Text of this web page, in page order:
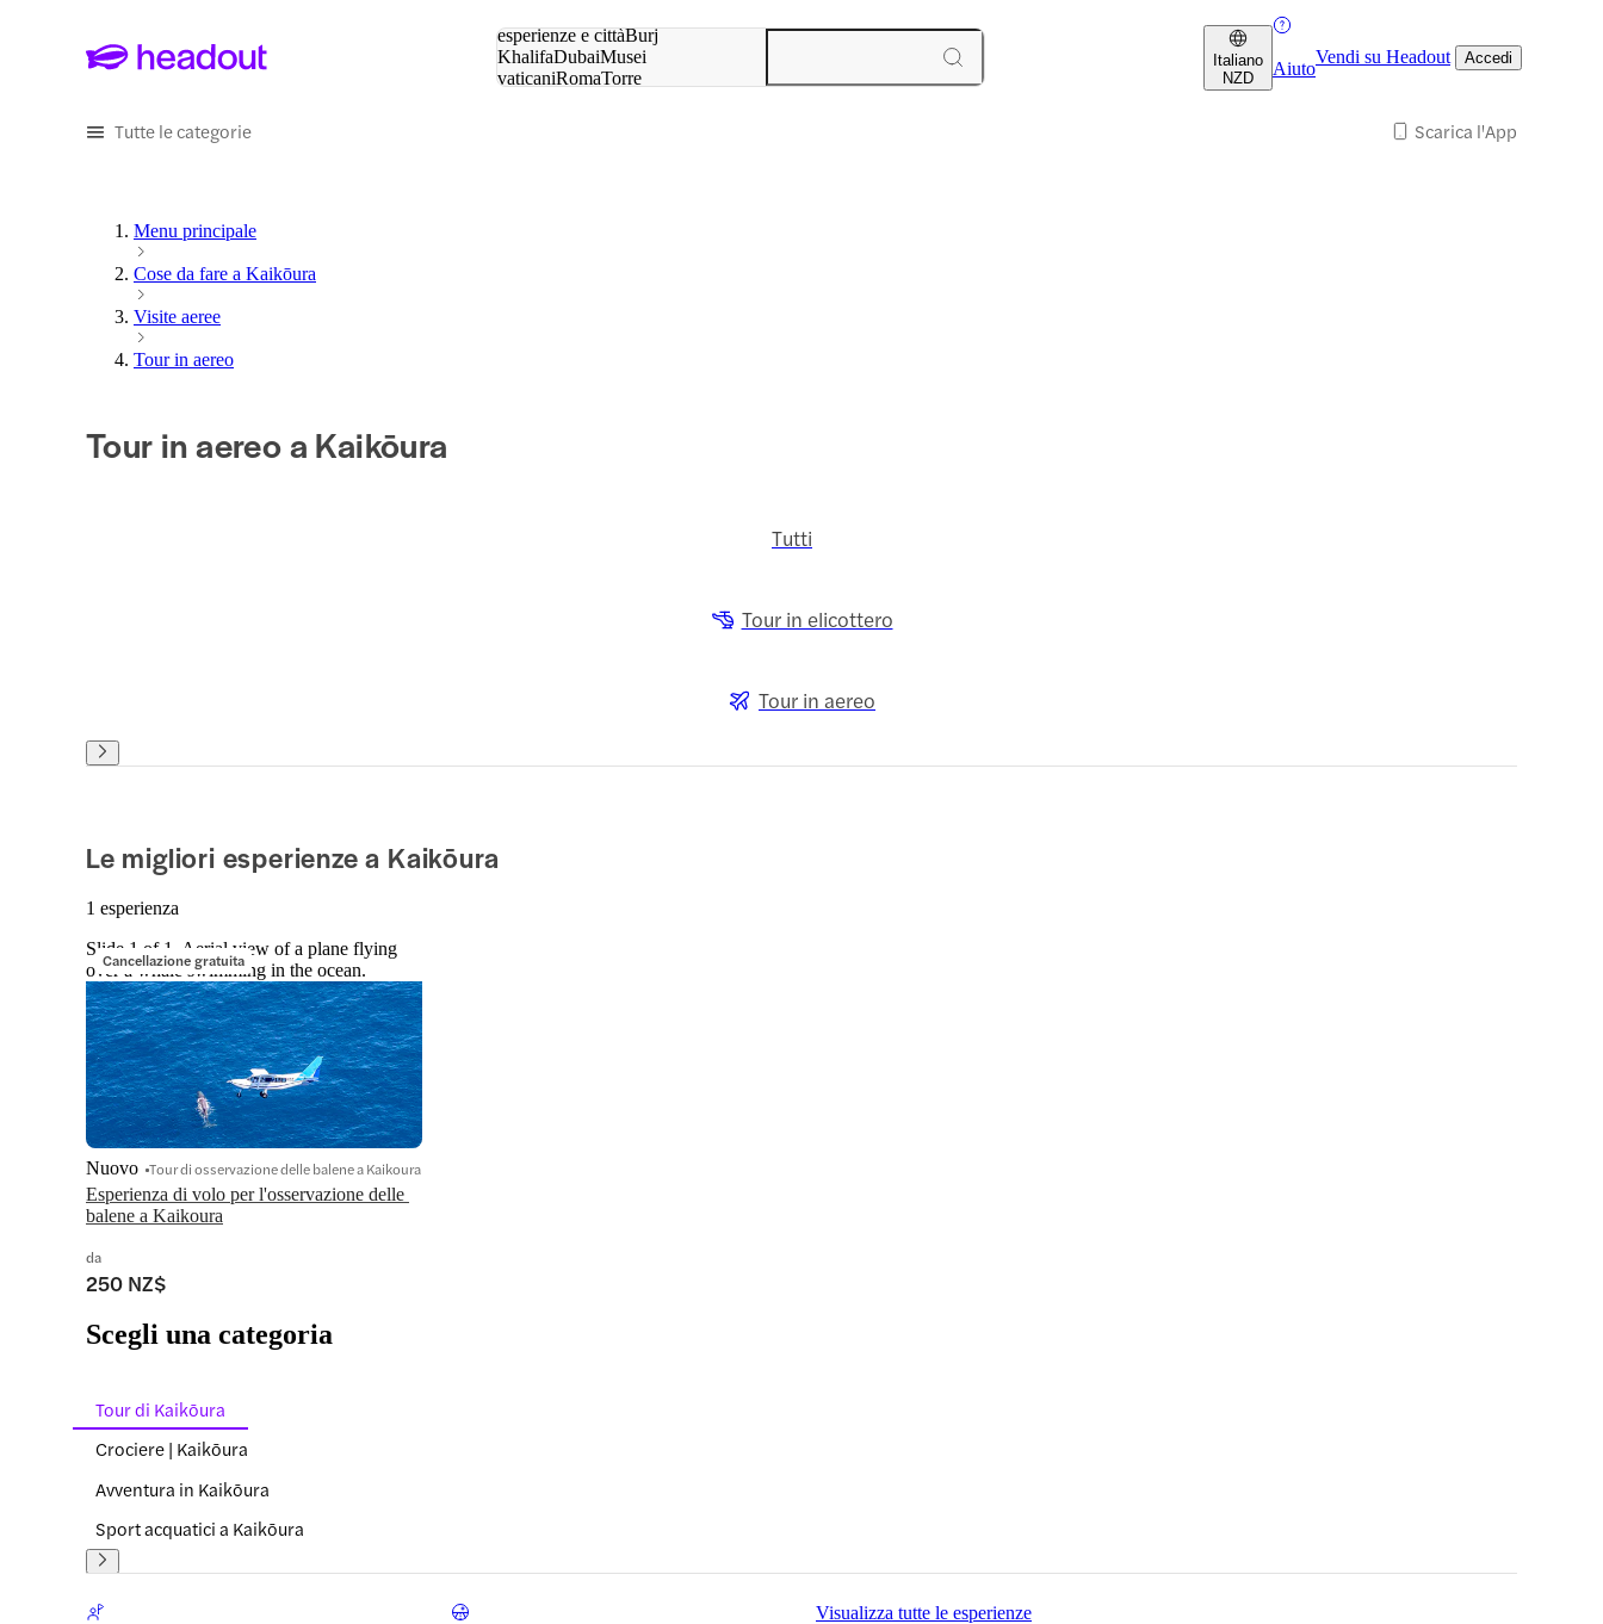
esperienze e cittàBurj
KhalifaDubaiMusei
vaticaniRomaTorre
Italiano
NZD
Aiuto
Vendi su Headout Accedi
Tutte le categorie Scarica l'App
Menu principale
Cose da fare a Kaikōura
Visite aeree
Tour in aereo
Tour in aereo a Kaikōura
Tutti
Tour in elicottero
Tour in aereo
Le migliori esperienze a Kaikōura
1 esperienza
Cancellazione gratuita
Slide 1 of 1, Aerial view of a plane flying
over a whale swimming in the ocean.
Esperienza di volo per l'osservazione delle
balene a Kaikoura
Nuovo Tour di osservazione delle balene a Kaikoura
da
250 NZ$
Scegli una categoria
Tour di Kaikōura
Crociere | Kaikōura
Avventura in Kaikōura
Sport acquatici a Kaikōura
Visualizza tutte le esperienze